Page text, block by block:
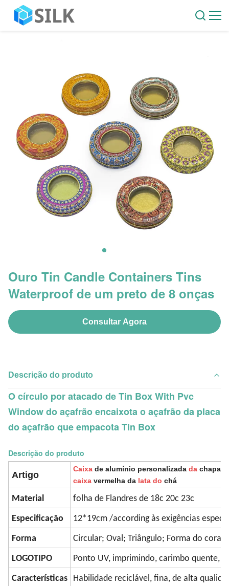
Ouro Tin Candle Containers Tins
Waterproof de um preto de 8 onças
Consultar Agora
Descrição do produto
O círculo por atacado de Tin Box With Pvc
Window do açafrão encaixota o açafrão da placa
do açafrão que empacota Tin Box
Descrição do produto
Artigo
Caixa de alumínio personalizada da chapa
caixa vermelha da lata do chá
Material folha de Flandres de 18c 20c 23c
Especificação 12*19cm /according às exigências
Forma Circular; Oval; Triângulo; Forma do
LOGOTIPO Ponto UV, imprimindo, carimbo quente,
Características Habilidade reciclável, fina, de alta